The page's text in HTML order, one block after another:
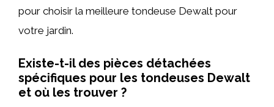
pour choisir la meilleure tondeuse Dewalt pour
votre jardin.
Existe-t-il des pièces détachées
spécifiques pour les tondeuses Dewalt
et où les trouver ?